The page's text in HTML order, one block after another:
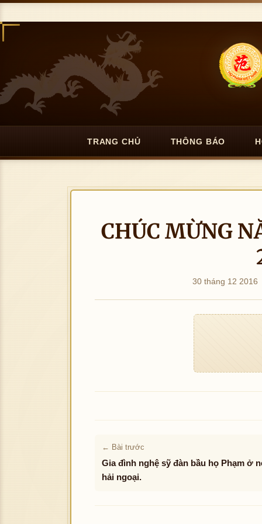
TRANG CHỦ THÔNG BÁO
CHÚC MỪNG
30 tháng 12 2016
← Bài trước
Gia đình nghệ sỹ đàn bầu họ Phạm ở
hải ngoại.